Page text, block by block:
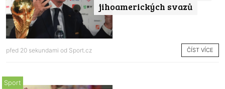
jihoamerických svazů
před 20 sekundami od Sport.cz ČÍST VÍCE
Sport